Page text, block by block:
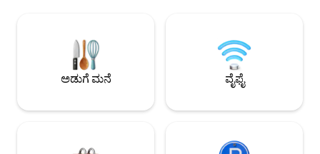
ಇಂಟೀರಿಯರ್‌ಗಳು ಮತ್ತು ಹೊರಾಂಗಣದಲ್ಲಿ ವಿಶ್ರಾಂತಿ
ಪಡೆಯಲು, ಬಿಸಿಲು ಸವಿಯಲು ಮತ್ತು BBQ ಜೊತೆಗೆ
ಊಟ ಮಾಡಲು ಸಾಕಷ್ಟು ಸ್ಥಳಾವಕಾಶ. ಅದ್ಭುತ
ಹವಾಮಾನ ಹೊಂದಿರುವ ಗ್ರಾಮೀಣ ಪ್ರದೇಶದಂತೆ
ಮತ್ತು ಕಡಲತೀರಗಳನ್ನು ಅನ್ವೇಷಿಸಲು ಸಮರ್ಪಕವಾದ
ಆನಂದಿಸಬಹುದು.
ಸೂಪರ್‌ಮಾರ್ಕೆಟ್‌ಗಳು,
ಪಟ್ಟಣದ ಅತ್ಯುತ್ತಮ
ಅಡುಗೆ ಮನೆ ವೈಫೈ